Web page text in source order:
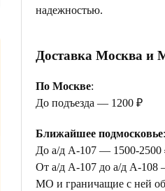
надежностью.
Доставка Москва и
По Москве:
До подъезда — 1200 ₽
Ближайшее подмосковье:
До а/д А-107 — 1500-2500
От а/д А-107 до а/д А-108
МО и граничащие с ней